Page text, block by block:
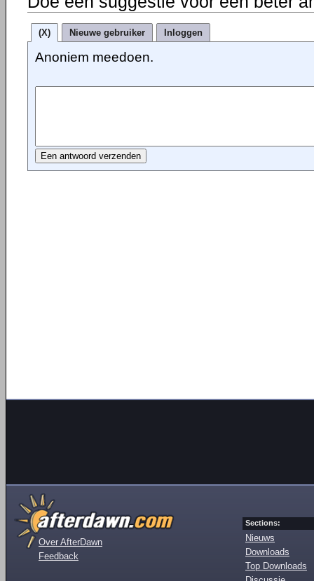
(X) Nieuwe gebruiker Inloggen
Anoniem meedoen.
Over AfterDawn
Feedback
Sections:
Nieuws
Downloads
Top Downloads